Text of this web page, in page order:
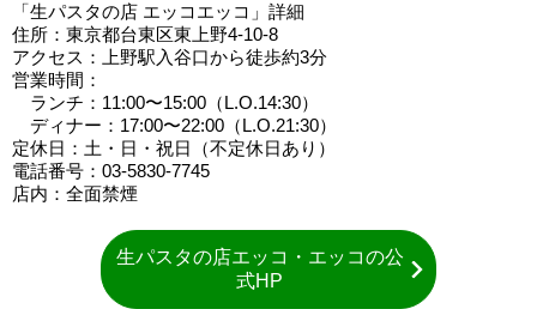
「生パスタの店 エッコエッコ」詳細
住所：東京都台東区東上野4-10-8
アクセス：上野駅入谷口から徒歩約3分
営業時間：
ランチ：11:00〜15:00（L.O.14:30）
ディナー：17:00〜22:00（L.O.21:30）
定休日：土・日・祝日（不定休日あり）
電話番号：03-5830-7745
店内：全面禁煙
生パスタの店エッコ・エッコの公
式HP